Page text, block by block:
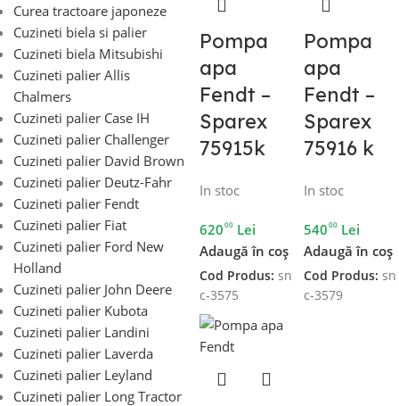
Curea tractoare japoneze
Cuzineti biela si palier
Cuzineti biela Mitsubishi
Cuzineti palier Allis
Chalmers
Cuzineti palier Case IH
Cuzineti palier Challenger
Cuzineti palier David Brown
Cuzineti palier Deutz-Fahr
Cuzineti palier Fendt
Cuzineti palier Fiat
Cuzineti palier Ford New
Holland
Cuzineti palier John Deere
Cuzineti palier Kubota
Cuzineti palier Landini
Cuzineti palier Laverda
Cuzineti palier Leyland
Cuzineti palier Long Tractor
Pompa
apa
Fendt –
Sparex
75915k
In stoc
62000 Lei
Adaugă în coș
Cod Produs: sn
c-3575
Pompa
apa
Fendt –
Sparex
75916 k
In stoc
54000 Lei
Adaugă în coș
Cod Produs: sn
c-3579